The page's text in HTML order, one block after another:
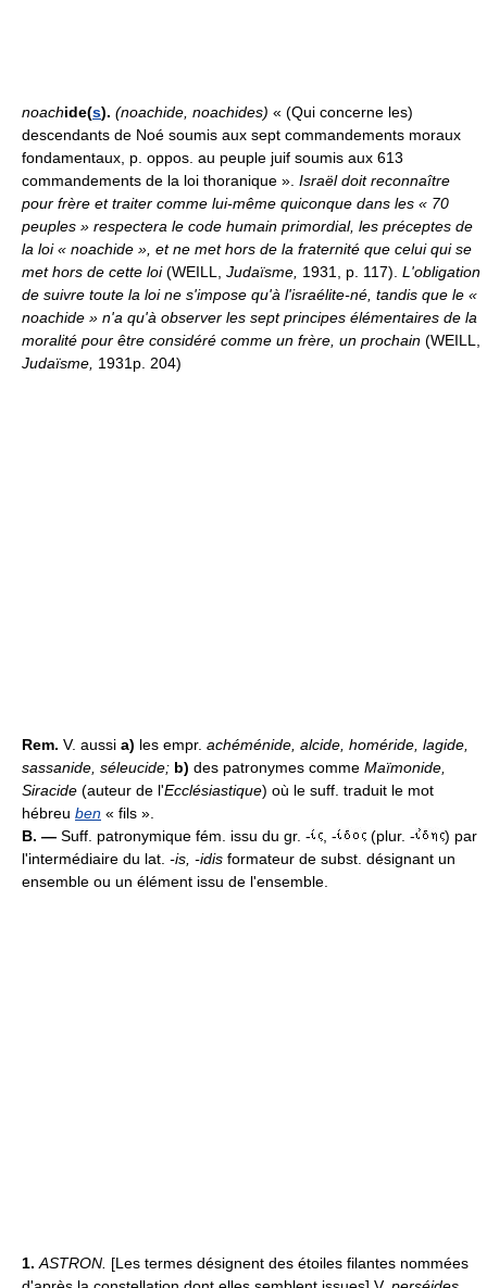
noachide(s). (noachide, noachides) « (Qui concerne les)
descendants de Noé soumis aux sept commandements moraux
fondamentaux, p. oppos. au peuple juif soumis aux 613
commandements de la loi thoranique ». Israël doit reconnaître
pour frère et traiter comme lui-même quiconque dans les « 70
peuples » respectera le code humain primordial, les préceptes de
la loi « noachide », et ne met hors de la fraternité que celui qui se
met hors de cette loi(WEILL, Judaïsme, 1931, p. 117). L'obligation
de suivre toute la loi ne s'impose qu'à l'israélite-né, tandis que le «
noachide » n'a qu'à observer les sept principes élémentaires de la
moralité pour être considéré comme un frère, un prochain (WEILL,
Judaïsme, 1931p. 204)
Rem. V. aussi a) les empr. achéménide, alcide, homéride, lagide,
sassanide, séleucide; b) des patronymes comme Maïmonide,
Siracide (auteur de l'Ecclésiastique) où le suff. traduit le mot
hébreu ben « fils ».
B. — Suff. patronymique fém. issu du gr. - , - (plur. -
) par
l'intermédiaire du lat. -is, -idis formateur de subst. désignant un
ensemble ou un élément issu de l'ensemble.
1. ASTRON. [Les termes désignent des étoiles filantes nommées